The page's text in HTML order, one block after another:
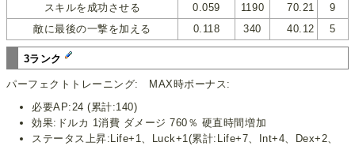
スキルを成功させる
0.059 1190 70.21
9
敵に最後の一撃を加える
0.118 340 40.12 5
3ランク
パーフェクトトレーニング: MAX時ボーナス:
必要AP:24 (累計:140)
効果:ドルカ 1消費 ダメージ 760％ 硬直時間増加
ステータス上昇:Life+1、Luck+1(累計:Life+7、Int+4、Dex+2、